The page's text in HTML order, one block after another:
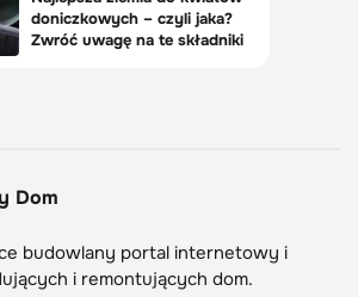
Dom
budowlany portal internetowy i
i remontujących dom.